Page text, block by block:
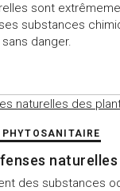
sont
substances
danger.
des substances